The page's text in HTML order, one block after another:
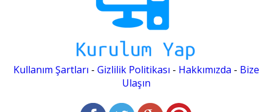
Kullanım Şartları - Gizlilik Politikası - Hakkımızda - Bize
Ulaşın